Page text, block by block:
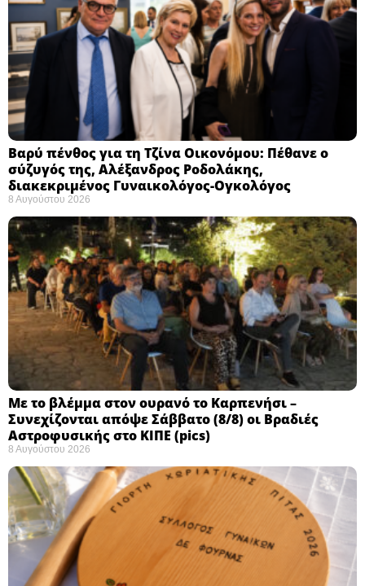
Βαρύ πένθος για τη Τζίνα Οικονόμου: Πέθανε ο
σύζυγός της, Αλέξανδρος Ροδολάκης,
διακεκριμένος Γυναικολόγος-Ογκολόγος
8 Αυγούστου 2026
Με το βλέμμα στον ουρανό το Καρπενήσι –
Συνεχίζονται απόψε Σάββατο (8/8) οι Βραδιές
Αστροφυσικής στο ΚΙΠΕ (pics)
8 Αυγούστου 2026